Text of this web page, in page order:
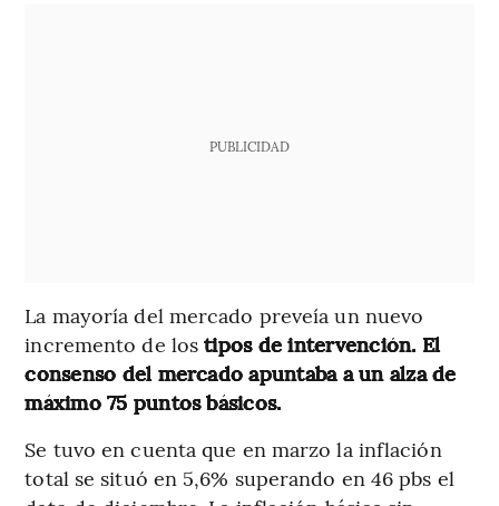
PUBLICIDAD
La mayoría del mercado preveía un nuevo
incremento de lostipos de intervención. El
consenso del mercado apuntaba a un alza de
máximo 75 puntos básicos.
Se tuvo en cuenta que en marzo la inflación
total se situó en 5,6% superando en 46 pbs el